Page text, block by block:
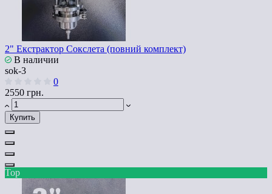
2" Екстрактор Сокслета (повний комплект)
В наличии
sok-3
0
2550 грн.
Купить
Top